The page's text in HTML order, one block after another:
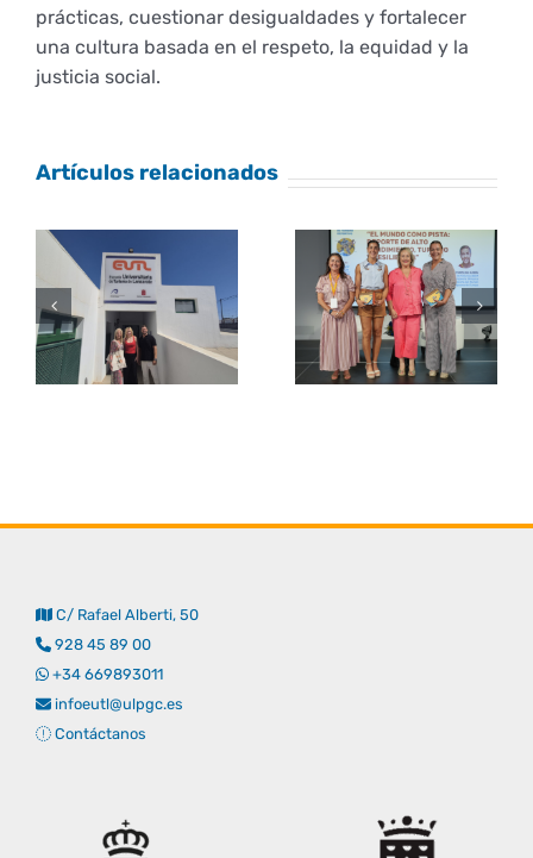
prácticas, cuestionar desigualdades y fortalecer
una cultura basada en el respeto, la equidad y la
justicia social.
Artículos relacionados
C/ Rafael Alberti, 50
928 45 89 00
+34 669893011
infoeutl@ulpgc.es
Contáctanos